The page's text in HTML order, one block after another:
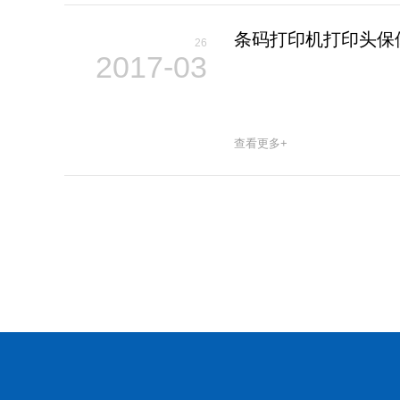
26
2017-03
条码打印机打印头保
查看更多+